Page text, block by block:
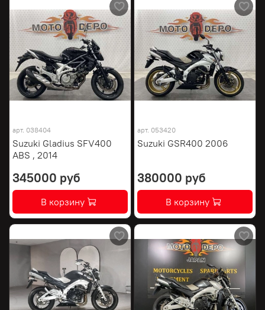
арт. 038404
Suzuki Gladius SFV400
ABS , 2014
345000 руб
В корзину
арт. 053420
Suzuki GSR400 2006
380000 руб
В корзину